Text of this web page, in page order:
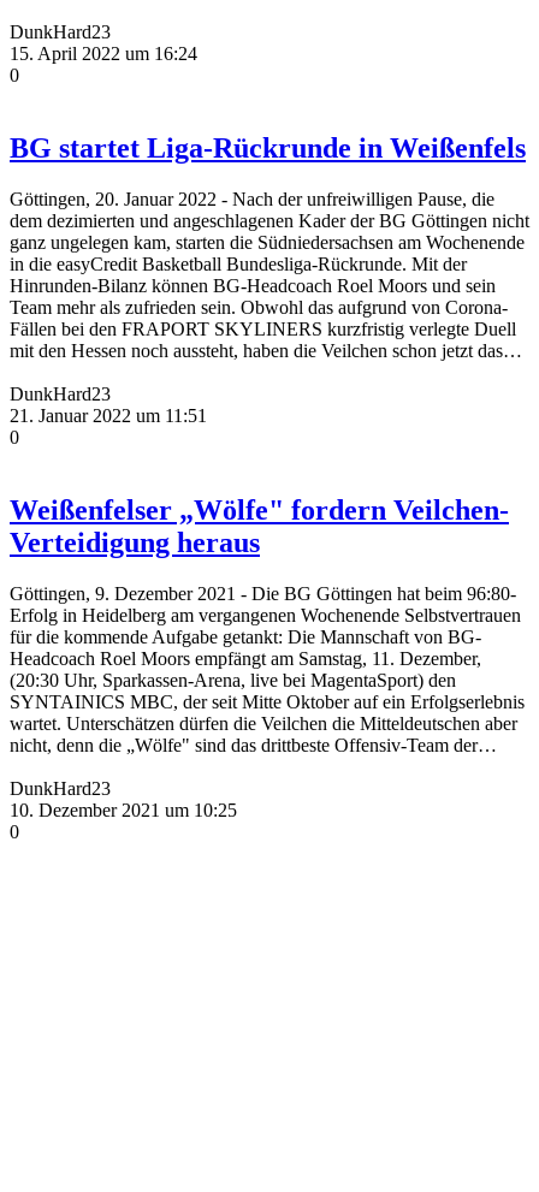
DunkHard23
15. April 2022 um 16:24
0
BG startet Liga-Rückrunde in Weißenfels
Göttingen, 20. Januar 2022 - Nach der unfreiwilligen Pause, die
dem dezimierten und angeschlagenen Kader der BG Göttingen nicht
ganz ungelegen kam, starten die Südniedersachsen am Wochenende
in die easyCredit Basketball Bundesliga-Rückrunde. Mit der
Hinrunden-Bilanz können BG-Headcoach Roel Moors und sein
Team mehr als zufrieden sein. Obwohl das aufgrund von Corona-
Fällen bei den FRAPORT SKYLINERS kurzfristig verlegte Duell
mit den Hessen noch aussteht, haben die Veilchen schon jetzt das…
DunkHard23
21. Januar 2022 um 11:51
0
Weißenfelser „Wölfe" fordern Veilchen-
Verteidigung heraus
Göttingen, 9. Dezember 2021 - Die BG Göttingen hat beim 96:80-
Erfolg in Heidelberg am vergangenen Wochenende Selbstvertrauen
für die kommende Aufgabe getankt: Die Mannschaft von BG-
Headcoach Roel Moors empfängt am Samstag, 11. Dezember,
(20:30 Uhr, Sparkassen-Arena, live bei MagentaSport) den
SYNTAINICS MBC, der seit Mitte Oktober auf ein Erfolgserlebnis
wartet. Unterschätzen dürfen die Veilchen die Mitteldeutschen aber
nicht, denn die „Wölfe" sind das drittbeste Offensiv-Team der…
DunkHard23
10. Dezember 2021 um 10:25
0